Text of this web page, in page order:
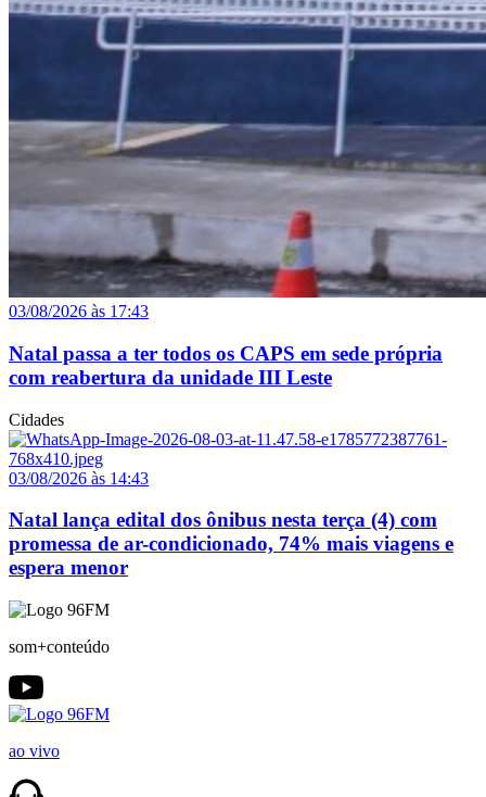
03/08/2026 às 17:43
Natal passa a ter todos os CAPS em sede própria
com reabertura da unidade III Leste
Cidades
03/08/2026 às 14:43
Natal lança edital dos ônibus nesta terça (4) com
promessa de ar-condicionado, 74% mais viagens e
espera menor
som+conteúdo
ao vivo